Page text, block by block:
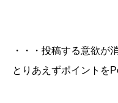
・・・投稿する意欲が
とりあえずポイントを